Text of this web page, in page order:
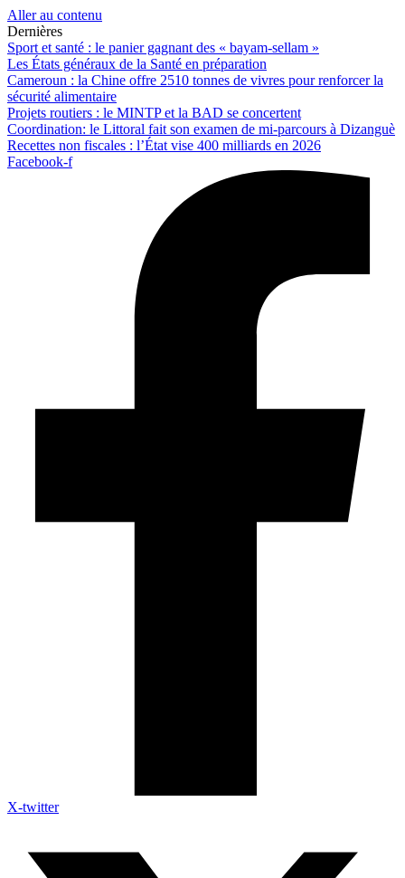
Aller au contenu
Dernières
Sport et santé : le panier gagnant des « bayam-sellam »
Les États généraux de la Santé en préparation
Cameroun : la Chine offre 2510 tonnes de vivres pour renforcer la
sécurité alimentaire
Projets routiers : le MINTP et la BAD se concertent
Coordination: le Littoral fait son examen de mi-parcours à Dizanguè
Recettes non fiscales : l’État vise 400 milliards en 2026
Facebook-f
X-twitter